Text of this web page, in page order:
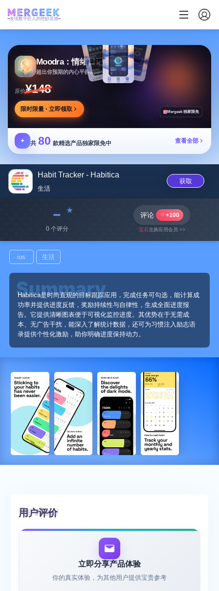
发现数字匠人的绝妙灵感
Moodra：情绪日记
超出你预期的内心平静助手
原价¥148
限时限量 · 立即领取 Mergeek 独家限免
✦ 共 80 款精选产品独家限免中 查看全部
Habit Tracker - Habitica
生活
获取
﹣
0 个评分
评论 +100
宝石兑换应用会员 >>
ios 生活
Habitica是时尚直观的目标跟踪应用，完成任务可勾选，能计算成
功率并提供进度反馈，奖励持续性与自律性，生成全面进度报
告。它提供清晰图表便于可视化监控进度。其优势在于无需成
本、无广告干扰，能深入了解统计数据，还可为习惯注入励志语
录提供个性化激励，助你明确进度保持动力。
用户评价
立即分享产品体验
你的真实体验，为其他用户提供宝贵参考